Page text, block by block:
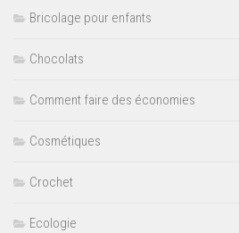
Bricolage pour enfants
Chocolats
Comment faire des économies
Cosmétiques
Crochet
Ecologie